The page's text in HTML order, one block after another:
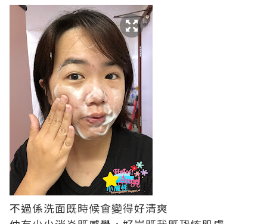
不過係洗面既時候會變得好清爽